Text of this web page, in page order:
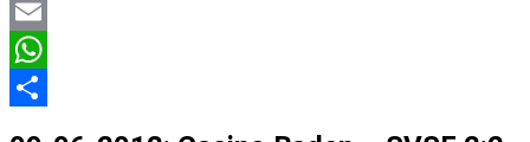
Twitter
Email
WhatsApp